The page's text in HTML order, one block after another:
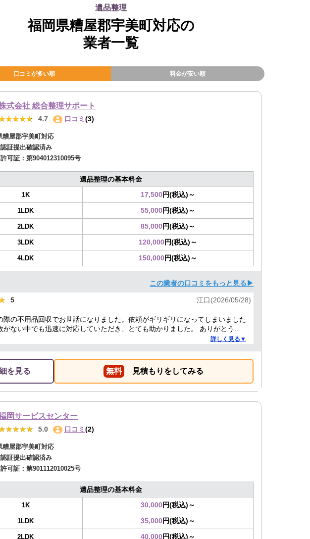
遺品整理
福岡県糟屋郡宇美町対応の
業者一覧
口コミが多い順 料金が安い順
式会社 総合整理サポート
4.7 口コミ (3)
屋郡宇美町対応
証提出確認済み
可証： 第904012310095号
遺品整理の基本料金
1K 17,500円(税込)～
1LDK 55,000円(税込)～
2LDK 85,000円(税込)～
3LDK 120,000円(税込)～
4LDK 150,000円(税込)～
この業者の口コミをもっと見る▶
5 江口(2026/05/28)
際の不用品回収でお世話になりました。依頼がギリギリになってしまいました
がない中でも迅速に対応していただき、とても助かりました。 ありがとうご
詳しく見る▼
を見る 無料 見積もりをしてみる
岡サービスセンター
5.0 口コミ (2)
屋郡宇美町対応
証提出確認済み
可証： 第901112010025号
遺品整理の基本料金
1K 30,000円(税込)～
1LDK 35,000円(税込)～
2LDK 40,000円(税込)～